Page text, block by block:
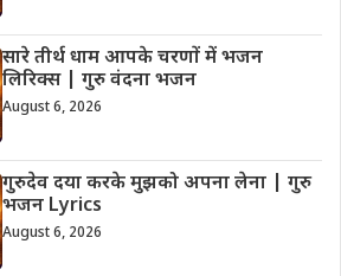
सारे तीर्थ धाम आपके चरणों में भजन
लिरिक्स | गुरु वंदना भजन
August 6, 2026
गुरुदेव दया करके मुझको अपना लेना | गुरु
भजन Lyrics
August 6, 2026